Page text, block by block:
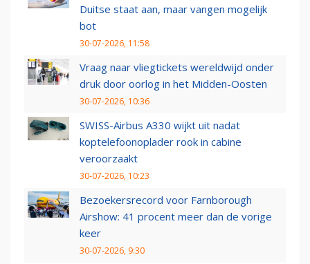
Duitse staat aan, maar vangen mogelijk
bot
30-07-2026, 11:58
Vraag naar vliegtickets wereldwijd onder
druk door oorlog in het Midden-Oosten
30-07-2026, 10:36
SWISS-Airbus A330 wijkt uit nadat
koptelefoonoplader rook in cabine
veroorzaakt
30-07-2026, 10:23
Bezoekersrecord voor Farnborough
Airshow: 41 procent meer dan de vorige
keer
30-07-2026, 9:30